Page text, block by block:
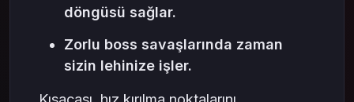
döngüsü sağlar.
Zorlu boss savaşlarında zaman
sizin lehinize işler.